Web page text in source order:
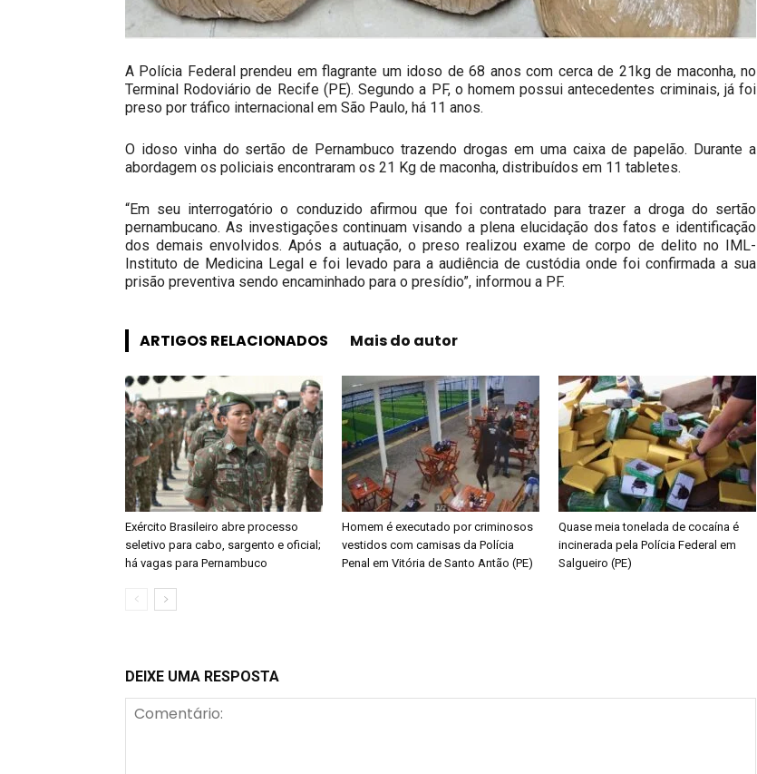
A Polícia Federal prendeu em flagrante um idoso de 68 anos com cerca de 21kg de maconha, no
Terminal Rodoviário de Recife (PE). Segundo a PF, o homem possui antecedentes criminais, já foi
preso por tráfico internacional em São Paulo, há 11 anos.
O idoso vinha do sertão de Pernambuco trazendo drogas em uma caixa de papelão. Durante a
abordagem os policiais encontraram os 21 Kg de maconha, distribuídos em 11 tabletes.
“Em seu interrogatório o conduzido afirmou que foi contratado para trazer a droga do sertão
pernambucano. As investigações continuam visando a plena elucidação dos fatos e identificação
dos demais envolvidos. Após a autuação, o preso realizou exame de corpo de delito no IML-
Instituto de Medicina Legal e foi levado para a audiência de custódia onde foi confirmada a sua
prisão preventiva sendo encaminhado para o presídio”, informou a PF.
ARTIGOS RELACIONADOS Mais do autor
Exército Brasileiro abre processo
seletivo para cabo, sargento e oficial;
há vagas para Pernambuco
Homem é executado por criminosos
vestidos com camisas da Polícia
Penal em Vitória de Santo Antão (PE)
Quase meia tonelada de cocaína é
incinerada pela Polícia Federal em
Salgueiro (PE)
DEIXE UMA RESPOSTA